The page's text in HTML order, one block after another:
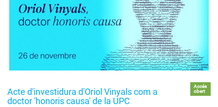
Acte d'investidura d'Oriol Vinyals com a
doctor 'honoris causa' de la UPC
Accés
obert